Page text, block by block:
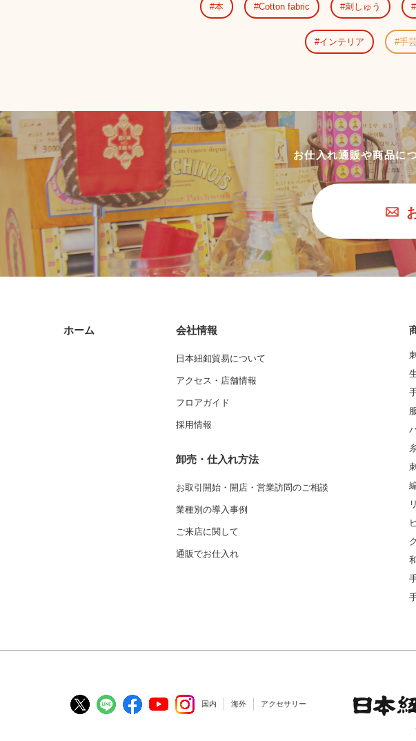
本 Cotton fabric 刺しゅう
インテリア 手
お仕入れ通販や商品に
ホーム 会社情報
日本紐釦貿易について
アクセス・店舗情報
フロアガイド
採用情報
卸売・仕入れ方法
お取引開始・開店・営業訪問のご相談
業種別の導入事例
ご来店に関して
通販でお仕入れ
国内 海外 アクセサリー